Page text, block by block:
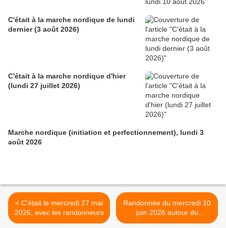
C'était à la marche nordique de lundi
dernier (3 août 2026)
C'était à la marche nordique d'hier
(lundi 27 juillet 2026)
Marche nordique (initiation et perfectionnement), lundi 3
août 2026
< C'était le mercredi 27 mai
2026, avec les randonneurs
Randonnée du mercredi 10
juin 2026 autour du
HERRENBERG >